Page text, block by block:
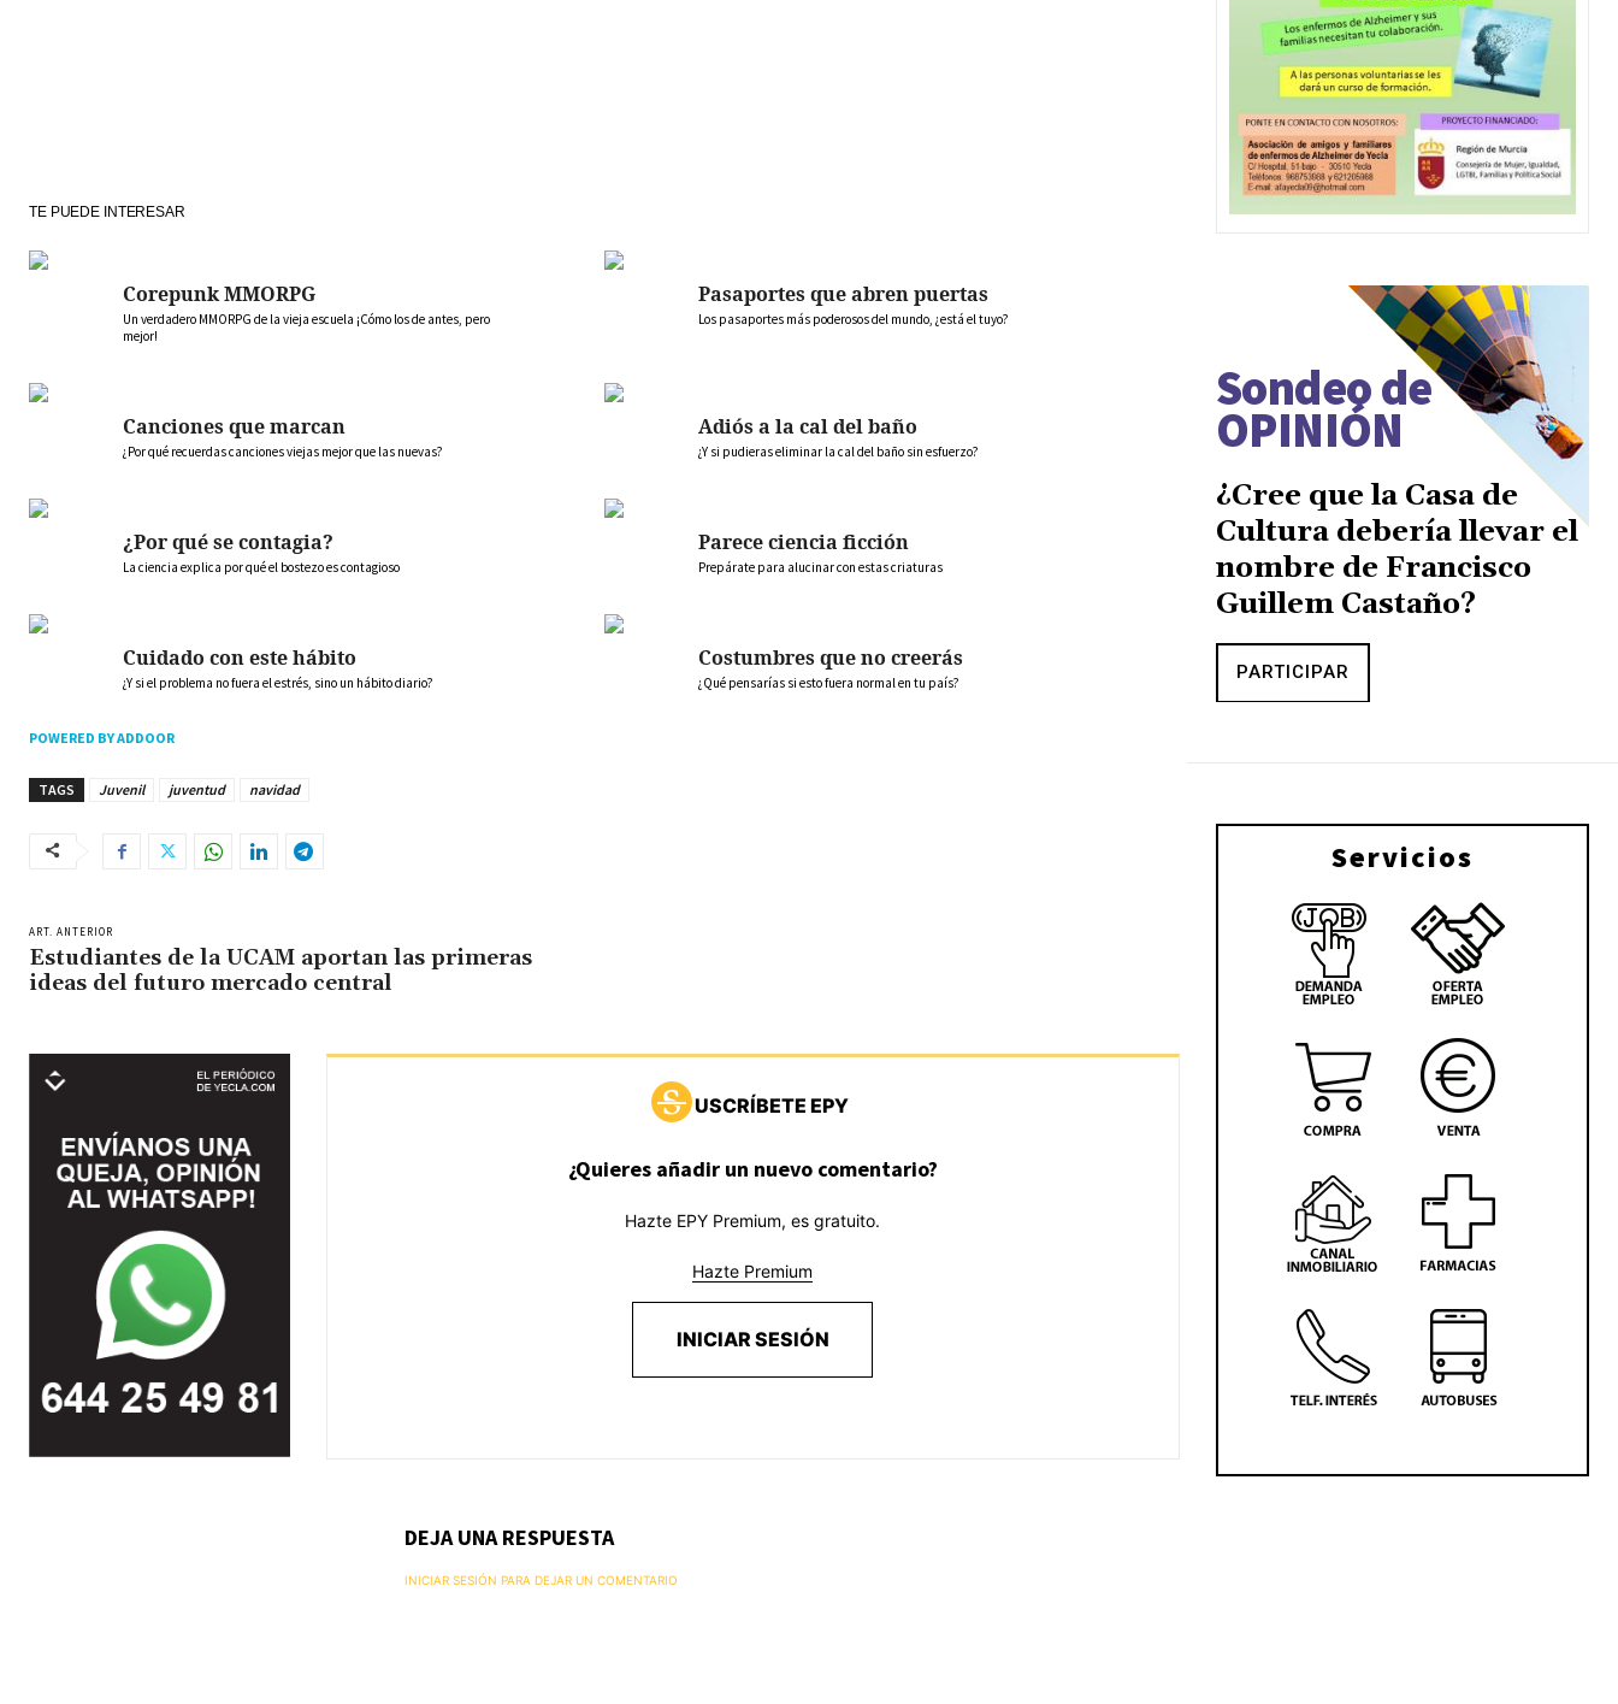
TE PUEDE INTERESAR
Corepunk MMORPG
Un verdadero MMORPG de la vieja escuela ¡Cómo los de antes, pero
mejor!
Pasaportes que abren puertas
Los pasaportes más poderosos del mundo, ¿está el tuyo?
Canciones que marcan
¿Por qué recuerdas canciones viejas mejor que las nuevas?
Adiós a la cal del baño
¿Y si pudieras eliminar la cal del baño sin esfuerzo?
¿Por qué se contagia?
La ciencia explica por qué el bostezo es contagioso
Parece ciencia ficción
Prepárate para alucinar con estas criaturas
Cuidado con este hábito
¿Y si el problema no fuera el estrés, sino un hábito diario?
Costumbres que no creerás
¿Qué pensarías si esto fuera normal en tu país?
POWERED BY ADDOOR
TAGS Juvenil juventud navidad
ART. ANTERIOR
Estudiantes de la UCAM aportan las primeras
ideas del futuro mercado central
USCRÍBETE EPY
¿Quieres añadir un nuevo comentario?
Hazte EPY Premium, es gratuito.
Hazte Premium
INICIAR SESIÓN
DEJA UNA RESPUESTA
INICIAR SESIÓN PARA DEJAR UN COMENTARIO
Sondeo de
OPINIÓN
¿Cree que la Casa de
Cultura debería llevar el
nombre de Francisco
Guillem Castaño?
PARTICIPAR
Servicios